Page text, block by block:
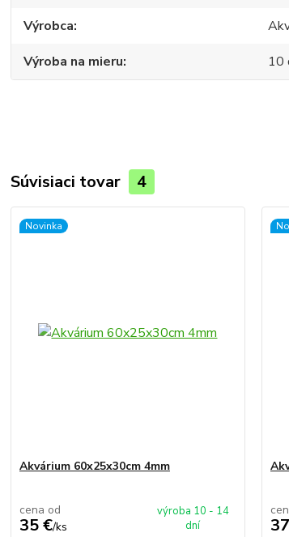
Výrobca
Výroba na mieru
10
Súvisiaci tovar 4
Novinka
Akvárium 60x25x30cm 4mm
cena od
35 €/ks
výroba 10 - 14
dní